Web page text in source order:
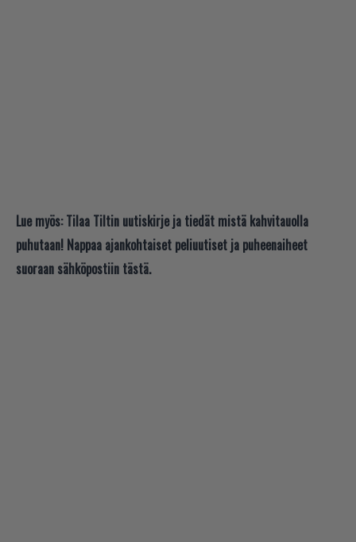
Lue myös: Tilaa Tiltin uutiskirje ja tiedät mistä kahvitauolla
puhutaan! Nappaa ajankohtaiset peliuutiset ja puheenaiheet
suoraan sähköpostiin tästä.